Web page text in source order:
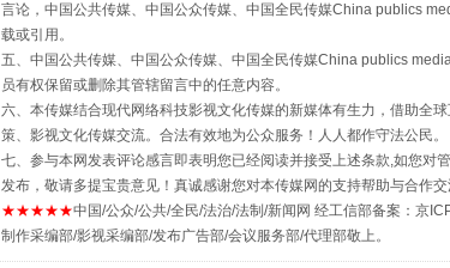
如何以同查同治破解风腐交织难题
言论，中国公共传媒、中国公众传媒、中国全民传媒China publics
载或引用。
五、中国公共传媒、中国公众传媒、中国全民传媒China publics
员有权保留或删除其管辖留言中的任意内容。
六、本传媒结合现代网络科技影视文化传媒的新媒体有生力，借助全
策、影视文化传媒交流。合法有效地为公众服务！人人都作守法公民。
七、参与本网发表评论感言即表明您已经阅读并接受上述条款,如您
发布，敬请多提宝贵意见！真诚感谢您对本传媒网的支持帮助与合作
★★★★★中国/公众/公共/全民/法治/法制/新闻网 经工信部备案：京
制作采编部/影视采编部/发布广告部/会议服务部/代理部敬上。